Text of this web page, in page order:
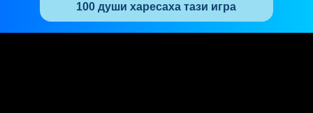
100 души харесаха тази игра